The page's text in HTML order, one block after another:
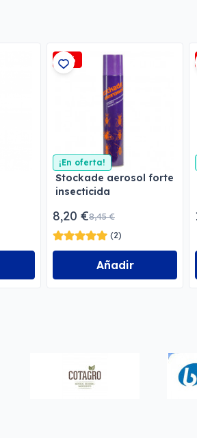
-3%
¡En oferta!
Stockade aerosol forte
insecticida
8,20 €8,45 €
(2)
Añadir